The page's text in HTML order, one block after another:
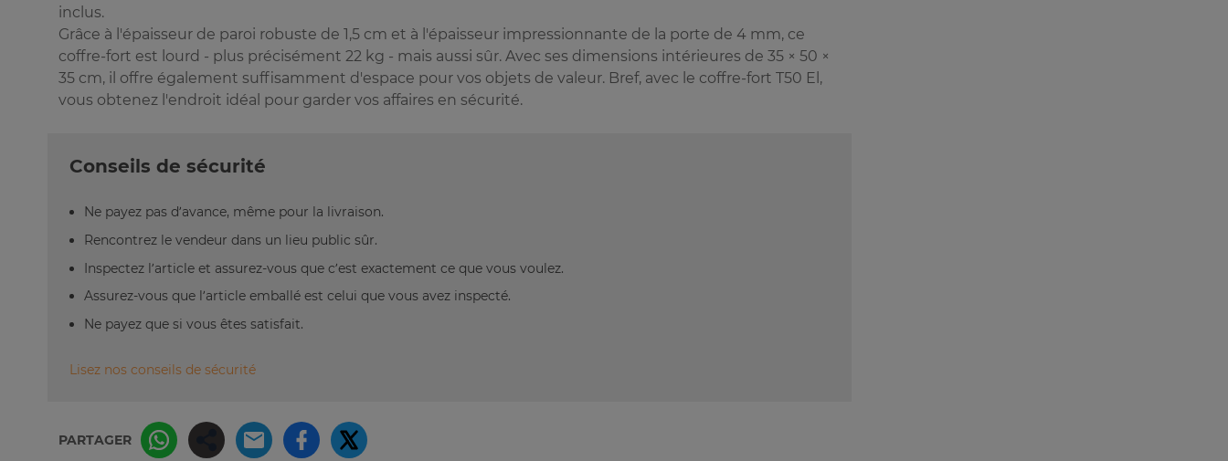
inclus.
Grâce à l'épaisseur de paroi robuste de 1,5 cm et à l'épaisseur impressionnante de la porte de 4 mm, ce
coffre-fort est lourd - plus précisément 22 kg - mais aussi sûr. Avec ses dimensions intérieures de 35 × 50 ×
35 cm, il offre également suffisamment d'espace pour vos objets de valeur. Bref, avec le coffre-fort T50 El,
vous obtenez l'endroit idéal pour garder vos affaires en sécurité.
Conseils de sécurité
Ne payez pas d’avance, même pour la livraison.
Rencontrez le vendeur dans un lieu public sûr.
Inspectez l’article et assurez-vous que c’est exactement ce que vous voulez.
Assurez-vous que l’article emballé est celui que vous avez inspecté.
Ne payez que si vous êtes satisfait.
Lisez nos conseils de sécurité
PARTAGER